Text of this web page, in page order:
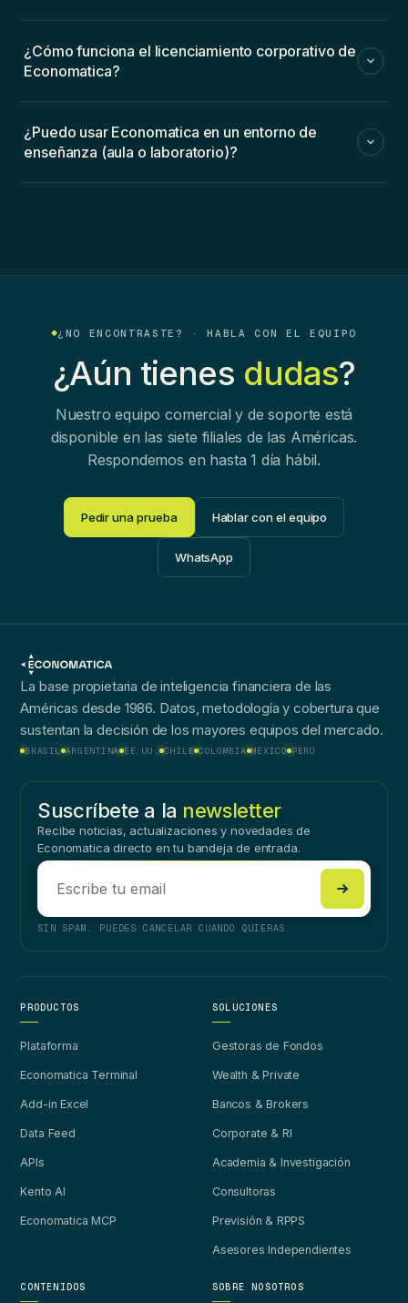
¿Cómo funciona el licenciamiento corporativo de
Economatica?
¿Puedo usar Economatica en un entorno de
enseñanza (aula o laboratorio)?
¿NO ENCONTRASTE? · HABLA CON EL EQUIPO
¿Aún tienes dudas?
Nuestro equipo comercial y de soporte está
disponible en las siete filiales de las Américas.
Respondemos en hasta 1 día hábil.
Pedir una prueba Hablar con el equipo
WhatsApp
La base propietaria de inteligencia financiera de las
Américas desde 1986. Datos, metodología y cobertura que
sustentan la decisión de los mayores equipos del mercado.
BRASIL ARGENTINA EE.UU. CHILE COLOMBIA MÉXICO PERÚ
Suscríbete a la newsletter
Recibe noticias, actualizaciones y novedades de
Economatica directo en tu bandeja de entrada.
SIN SPAM. PUEDES CANCELAR CUANDO QUIERAS.
PRODUCTOS
Plataforma
Economatica Terminal
Add-in Excel
Data Feed
APIs
Kento AI
Economatica MCP
SOLUCIONES
Gestoras de Fondos
Wealth & Private
Bancos & Brokers
Corporate & RI
Academia & Investigación
Consultoras
Previsión & RPPS
Asesores Independientes
CONTENIDOS SOBRE NOSOTROS